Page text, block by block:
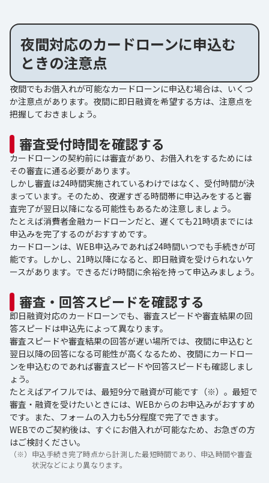
夜間対応のカードローンに申込む
ときの注意点
夜間でもお借入れが可能なカードローンに申込む場合は、いくつ
か注意点があります。夜間に即日融資を希望する方は、注意点を
把握しておきましょう。
審査受付時間を確認する
カードローンの契約前には審査があり、お借入れをするためには
その審査に通る必要があります。
しかし審査は24時間実施されているわけではなく、受付時間が決
まっています。そのため、夜遅すぎる時間帯に申込みをすると審
査完了が翌日以降になる可能性もあるため注意しましょう。
たとえば消費者金融カードローンだと、遅くても21時頃までには
申込みを完了するのがおすすめです。
カードローンは、WEB申込みであれば24時間いつでも手続きが可
能です。しかし、21時以降になると、即日融資を受けられないケ
ースがあります。できるだけ時間に余裕を持って申込みましょう。
審査・回答スピードを確認する
即日融資対応のカードローンでも、審査スピードや審査結果の回
答スピードは申込先によって異なります。
審査スピードや審査結果の回答が遅い場所では、夜間に申込むと
翌日以降の回答になる可能性が高くなるため、夜間にカードロー
ンを申込むのであれば審査スピードや回答スピードも確認しまし
ょう。
たとえばアイフルでは、最短9分で融資が可能です（※）。最短で
審査・融資を受けたいときには、WEBからのお申込みがおすすめ
です。また、フォームの入力も5分程度で完了できます。
WEBでのご契約後は、すぐにお借入れが可能なため、お急ぎの方
はご検討ください。
（※） 申込手続き完了時点から計測した最短時間であり、申込時間や審査
状況などにより異なります。